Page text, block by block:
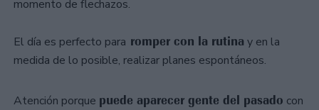
momento de flechazos.
El día es perfecto para romper con la rutina y en la
medida de lo posible, realizar planes espontáneos.
Atención porque puede aparecer gente del pasado con